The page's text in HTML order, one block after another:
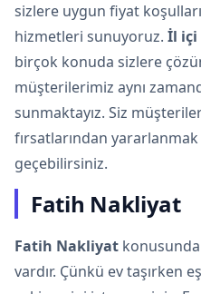
sizlere uygun fiyat
hizmetleri sunuyoruz. İl içi
birçok konuda sizlere
müşterilerimiz aynı
sunmaktayız. Siz
fırsatlarından
geçebilirsiniz.
Fatih Nakliyat
Fatih Nakliyat
vardır. Çünkü ev taşırken